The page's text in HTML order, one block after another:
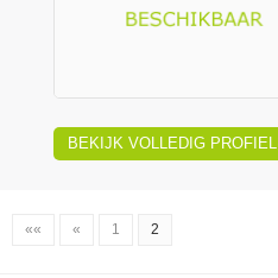
BEKIJK VOLLEDIG PROFIEL
«« « 1 2